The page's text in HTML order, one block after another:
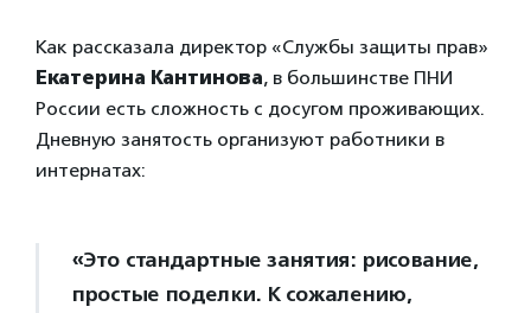
Как рассказала директор «Службы защиты прав»
Екатерина Кантинова, в большинстве ПНИ
России есть сложность с досугом проживающих.
Дневную занятость организуют работники в
интернатах:
«Это стандартные занятия: рисование,
простые поделки. К сожалению,